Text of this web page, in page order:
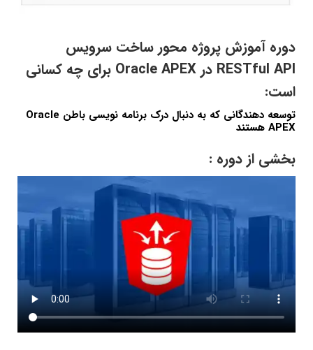
دوره آموزش پروژه محور ساخت سرویس
RESTful API در Oracle APEX برای چه کسانی
است:
توسعه دهندگانی که به دنبال درک برنامه نویسی باطن Oracle
APEX هستند
بخشی از دوره :